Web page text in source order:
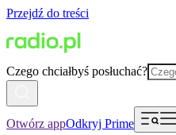
Przejdź do treści
Czego chciałbyś posłuchać?
Otwórz appOdkryj Prime